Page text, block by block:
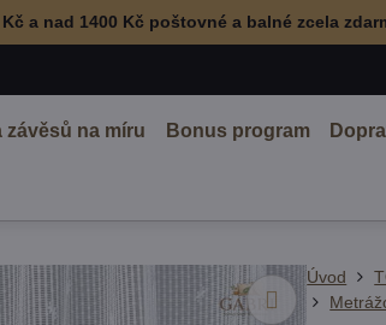
a nad 1400 Kč poštovné a balné zcela
závěsů na míru Bonus program
Úvod